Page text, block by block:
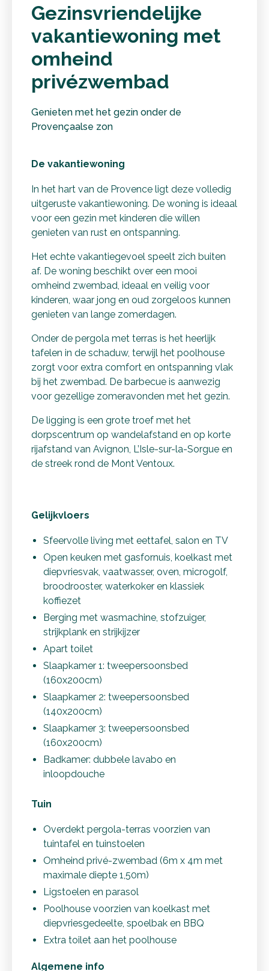
Gezinsvriendelijke
vakantiewoning met
omheind
privézwembad
Genieten met het gezin onder de
Provençaalse zon
De vakantiewoning
In het hart van de Provence ligt deze volledig
uitgeruste vakantiewoning. De woning is ideaal
voor een gezin met kinderen die willen
genieten van rust en ontspanning.
Het echte vakantiegevoel speelt zich buiten
af. De woning beschikt over een mooi
omheind zwembad, ideaal en veilig voor
kinderen, waar jong en oud zorgeloos kunnen
genieten van lange zomerdagen.
Onder de pergola met terras is het heerlijk
tafelen in de schaduw, terwijl het poolhouse
zorgt voor extra comfort en ontspanning vlak
bij het zwembad. De barbecue is aanwezig
voor gezellige zomeravonden met het gezin.
De ligging is een grote troef met het
dorpscentrum op wandelafstand en op korte
rijafstand van Avignon, L’Isle-sur-la-Sorgue en
de streek rond de Mont Ventoux.
Gelijkvloers
Sfeervolle living met eettafel, salon en TV
Open keuken met gasfornuis, koelkast met
diepvriesvak, vaatwasser, oven, microgolf,
broodrooster, waterkoker en klassiek
koffiezet
Berging met wasmachine, stofzuiger,
strijkplank en strijkijzer
Apart toilet
Slaapkamer 1: tweepersoonsbed
(160x200cm)
Slaapkamer 2: tweepersoonsbed
(140x200cm)
Slaapkamer 3: tweepersoonsbed
(160x200cm)
Badkamer: dubbele lavabo en
inloopdouche
Tuin
Overdekt pergola-terras voorzien van
tuintafel en tuinstoelen
Omheind privé-zwembad (6m x 4m met
maximale diepte 1,50m)
Ligstoelen en parasol
Poolhouse voorzien van koelkast met
diepvriesgedeelte, spoelbak en BBQ
Extra toilet aan het poolhouse
Algemene info